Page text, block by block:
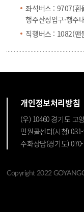
좌석버스 : 9707(흰
행주산성입구·행주
직행버스 : 1082(
개인정보처리방침
(우) 10460 경기도 고
민원콜센터(시청)
수화상담(경기도)
Copyright 2022